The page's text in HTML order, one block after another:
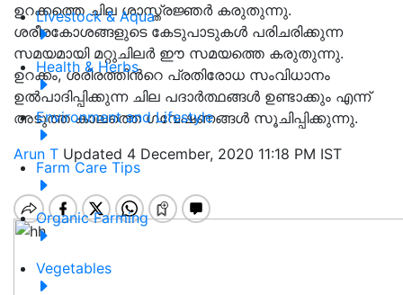
Livestock & Aqua
Health & Herbs
Environment and Lifestyle
Farm Care Tips
Organic Farming
Vegetables
ഉറക്കത്തെ ചില ശാസ്ത്രജ്ഞർ കരുതുന്നു.
ശരീരകോശങ്ങളുടെ കേടുപാടുകൾ പരിചരിക്കുന്ന
സമയമായി മറ്റുചിലർ ഈ സമയത്തെ കരുതുന്നു.
ഉറക്കം, ശരീരത്തിൻറെ പ്രതിരോധ സംവിധാനം
ഉൽപാദിപ്പിക്കുന്ന ചില പദാർത്ഥങ്ങൾ ഉണ്ടാക്കും എന്ന്
അടുത്ത കാലത്തെ ഗവേഷണങ്ങൾ സൂചിപ്പിക്കുന്നു.
Arun T Updated 4 December, 2020 11:18 PM IST